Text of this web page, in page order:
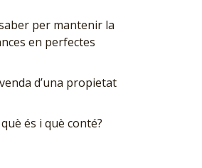
per mantenir la
en perfectes
d’una propietat
és i què conté?